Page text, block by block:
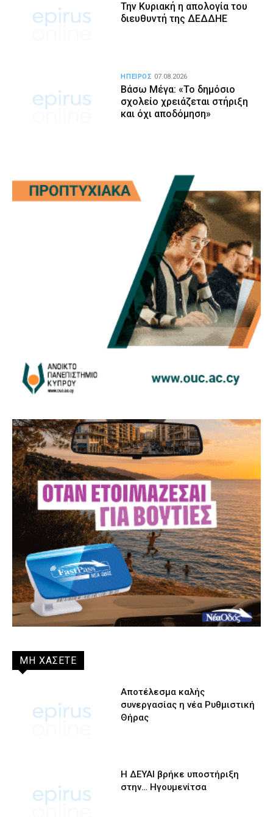
Την Κυριακή η απολογία του
διευθυντή της ΔΕΔΔΗΕ
Βάσω Μέγα: «Το δημόσιο
σχολείο χρειάζεται στήριξη
και όχι αποδόμηση»
ΗΠΕΙΡΟΣ 07.08.2026
ΜΗ ΧΑΣΕΤΕ
Αποτέλεσμα καλής
συνεργασίας η νέα Ρυθμιστική
Θήρας
Η ΔΕΥΑΙ βρήκε υποστήριξη
στην… Ηγουμενίτσα